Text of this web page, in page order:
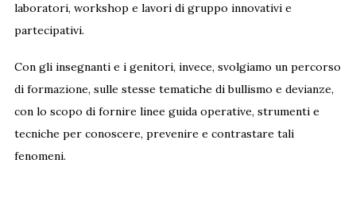
laboratori, workshop e lavori di gruppo innovativi e
partecipativi.
Con gli insegnanti e i genitori, invece, svolgiamo un percorso
di formazione, sulle stesse tematiche di bullismo e devianze,
con lo scopo di fornire linee guida operative, strumenti e
tecniche per conoscere, prevenire e contrastare tali
fenomeni.